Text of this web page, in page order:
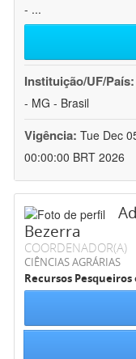
- ...
Instituição/UF/País:
- MG - Brasil
Vigência: Tue Dec
00:00:00 BRT 2026
Bezerra
COORDENADOR(A)
CIÊNCIAS AGRÁRIAS
Recursos